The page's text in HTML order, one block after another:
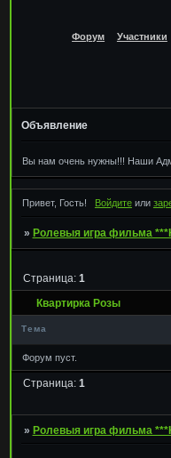
Форум Участники
Объявление
Вы нам очень нужны!!! Наши
Привет, Гость! Войдитеили
» Ролевыя игра фильма
Квартирка Розы
Страница: 1
Тема
Форум пуст.
Страница: 1
» Ролевыя игра фильма